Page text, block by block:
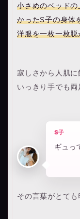
小さめのベッド
かったS子の身体
洋服を一枚一枚
寂しさから人肌
いっきり手でも両
S子
ギュっ
その言葉がとても